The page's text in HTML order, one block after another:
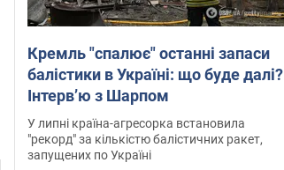
Кремль "спалює" останні запаси
балістики в Україні: що буде далі?
Інтерв’ю з Шарпом
У липні країна-агресорка встановила
"рекорд" за кількістю балістичних ракет,
запущених по Україні